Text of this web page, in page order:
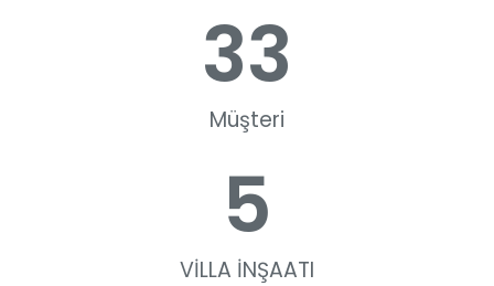
33
Müşteri
5
VİLLA İNŞAATI